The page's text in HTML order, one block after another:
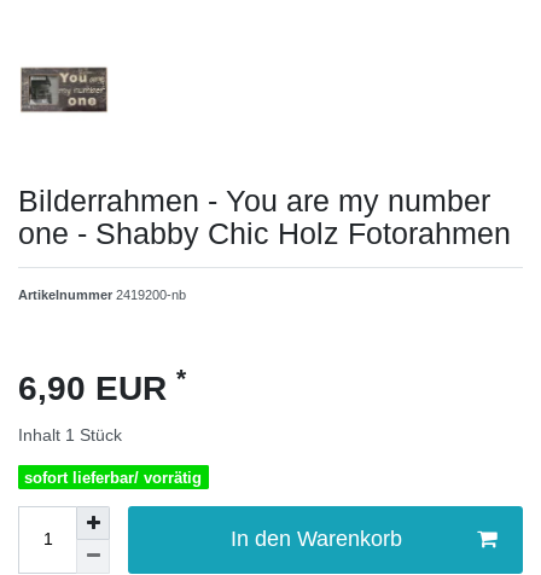
Bilderrahmen - You are my number
one - Shabby Chic Holz Fotorahmen
Artikelnummer 2419200-nb
6,90 EUR *
Inhalt 1 Stück
sofort lieferbar/ vorrätig
In den Warenkorb